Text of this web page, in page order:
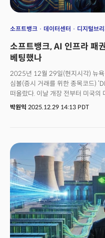
소프트뱅크 데이터센터 디지털브리
소프트뱅크, AI 인프라 패
베팅했나
2025년 12월 29일(현지시각) 뉴욕
심볼(증시 거래를 위한 종목코드)
떠올랐다. 이날 개장 전부터 미국의
디지털브리지 그룹(DigitalBridge
15%, 2025년 12월 4일 기준 52
프리미엄을 반영한 메가딜이다. 12
대비 40% 이상 오른 상태였음에
상승했다.&nbsp;이번 인수는 표면
인프라 자산을 매입하는 형태이지
게 전문가들의 분석이다. AI 경쟁
물리적 인프라 확보 전쟁으로 확산
소프트뱅크 회장은 엔비디아 지분
모델을 구동하는 데 필수적인 데이
위해 승부수를 던졌다.👉엔비디아
박원익 2025.12.29 14:13 PDT